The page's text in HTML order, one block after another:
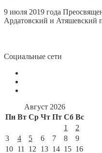
9 июля 2019 года
Ардатовский и Атяшевский
Социальные сети
Август 2026
Пн Вт Ср Чт Пт Сб Вс
1
2
3
4 5 6 7 8
9
10 11 12 13 14 15 16